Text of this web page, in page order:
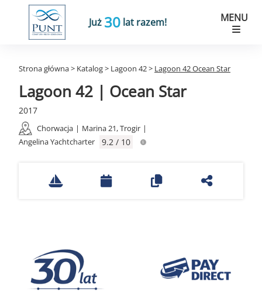
Już 30 lat razem! MENU
Strona główna> Katalog> Lagoon 42> Lagoon 42 Ocean Star
Lagoon 42 | Ocean Star
2017
Chorwacja | Marina 21, Trogir |
Angelina Yachtcharter
9.2 / 10